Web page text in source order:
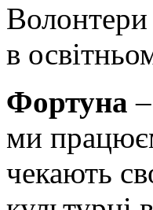
Волонтери
в
Фортуна
ми
чекають